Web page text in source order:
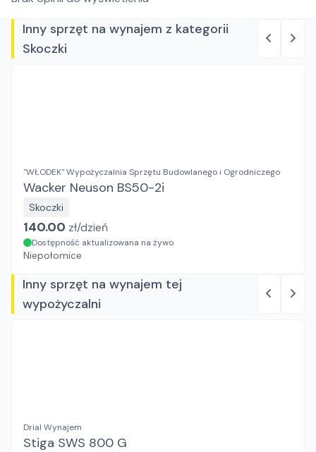
Inny sprzęt na wynajem z kategorii
Skoczki
"WŁODEK" Wypożyczalnia Sprzętu Budowlanego i Ogrodniczego
Wacker Neuson BS50-2i
Skoczki
140.00 zł/dzień
Dostępność aktualizowana na żywo
Niepołomice
Inny sprzęt na wynajem tej
wypożyczalni
Drial Wynajem
Stiga SWS 800 G